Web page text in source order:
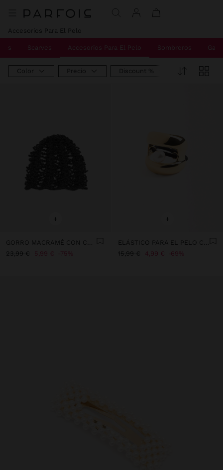
Accesorios Para El Pelo
Scarves Accesorios Para El Pelo Sombreros
Color Precio Discount %
+
GORRO MACRAMÉ CON CUENTAS
23,99 € 5,99 € 75%
+
ELÁSTICO PARA EL PELO CON DETALLE DORADO
15,99 € 4,99 € 69%